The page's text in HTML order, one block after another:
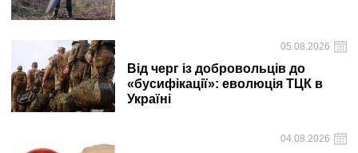
05.08.2026
Від черг із добровольців до
«бусифікації»: еволюція ТЦК в
Україні
04.08.2026